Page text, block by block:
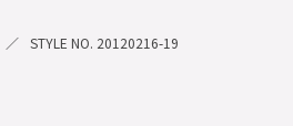
STYLE NO. 20120216-19